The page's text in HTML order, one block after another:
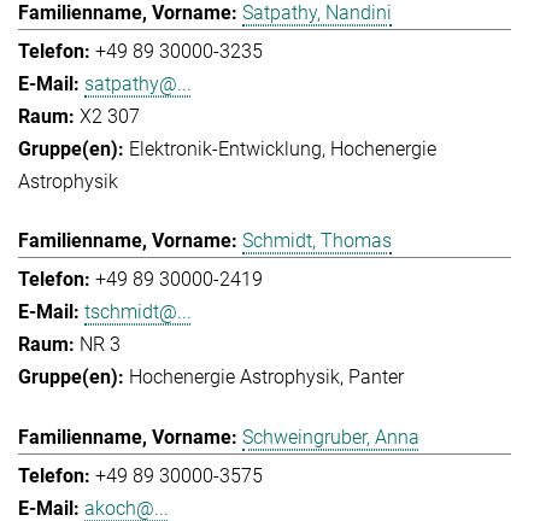
Satpathy, Nandini
+49 89 30000-3235
satpathy@...
X2 307
Elektronik-Entwicklung Hochenergie
Astrophysik
Schmidt, Thomas
+49 89 30000-2419
tschmidt@...
NR 3
Hochenergie Astrophysik Panter
Schweingruber, Anna
+49 89 30000-3575
akoch@...